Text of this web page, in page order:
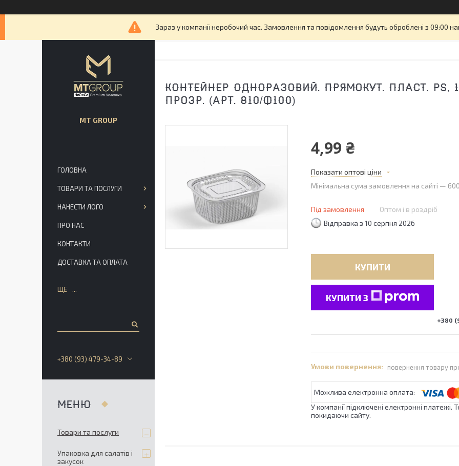
Зараз у компанії неробочий час. Замовлення та повідомлення будуть оброблені з 09:00
КОНТЕЙНЕР ОДНОРАЗОВИЙ. ПРЯМОКУТ. ПЛАСТ. PS,
ПРОЗР. (АРТ. 810/Ф100)
4,99 ₴
Показати оптові ціни
Мінімальна сума замовлення на сайті —
Під замовлення Оптом і в роздріб
Відправка з 10 серпня 2026
КУПИТИ
КУПИТИ З
+380
повернення товару
У компанії підключені електронні
покидаючи сайту.
MT GROUP
ГОЛОВНА
ТОВАРИ ТА ПОСЛУГИ
НАНЕСТИ ЛОГО
ПРО НАС
КОНТАКТИ
ДОСТАВКА ТА ОПЛАТА
ЩЕ
+380 (93) 479-34-89
Товари та послуги
Упаковка для салатів і
закусок